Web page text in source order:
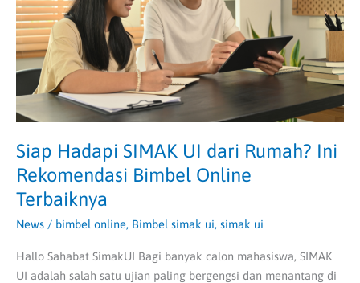
Siap Hadapi SIMAK UI dari Rumah? Ini
Rekomendasi Bimbel Online
Terbaiknya
News / bimbel online, Bimbel simak ui, simak ui
Hallo Sahabat SimakUI Bagi banyak calon mahasiswa, SIMAK
UI adalah salah satu ujian paling bergengsi dan menantang di
Rumah?
Ini
Rekomendasi
Bimbel
Online
Terbaiknya